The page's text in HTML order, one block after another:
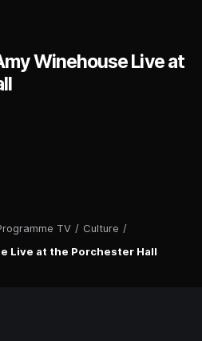
TV / Culture /
Live at the Porchester Hall
Winehouse Live at